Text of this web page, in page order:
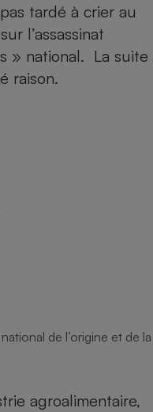
tardé à crier au
l’assassinat
» national. La suite
raison.
de l’origine et de la
agroalimentaire,